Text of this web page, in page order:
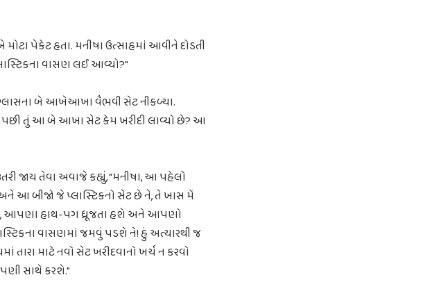
પેકેટ હતા. મનીષા ઉત્સાહમાં આવીને દોડતી
વાસણ લઈ આવ્યો?"
ગ્લાસના બે આખેઆખા વૈભવી સેટ નીકળ્યા.
પછી તું આ બે આખા સેટ કેમ ખરીદી લાવ્યો છે? આ
જાય તેવા અવાજે કહ્યું, "મનીષા, આ પહેલો
અને આ બીજો જે પ્લાસ્ટિકનો સેટ છે ને, તે ખાસ મેં
આપણા હાથ-પગ ધ્રૂજતા હશે અને આપણો
વાસણમાં જમવું પડશે ને! હું અત્યારથી જ
માટે નવો સેટ ખરીદવાનો ખર્ચ ન કરવો
સાથે કરશે."